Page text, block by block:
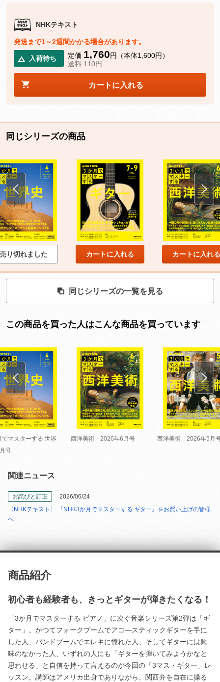
NHKテキスト
発送まで1～2週間かかる場合があります。
入荷待ち 定価 1,760円（本体1,600円）
送料 110円
カートに入れる
同じシリーズの商品
売り切れました カートに入れる カートに入れる
同じシリーズの一覧を見る
この商品を買った人はこんな商品を買っています
でマスターする 世界
号
西洋美術 2026年6月号 西洋美術 2026年5月
関連ニュース
お詫びと訂正
2026/06/24
〈NHKテキスト〉 『NHK3か月でマスターする ギター』をお買い上げの皆様
へ
商品紹介
初心者も経験者も、きっとギターが弾きたくなる！
「3か月でマスターする ピアノ」に次ぐ音楽シリーズ第2弾は「ギ
ター」。かつてフォークブームでアコ―スティックギターを手に
した人、バンドブームでエレキに憧れた人、そしてギターには興
味のなかった人、いずれの人にも「ギターを弾いてみようかなと
思わせる」と自信を持って言えるのが今回の「3マス・ギター」レ
ッスン。講師はアメリカ出身でありながら、関西弁を自在に操る